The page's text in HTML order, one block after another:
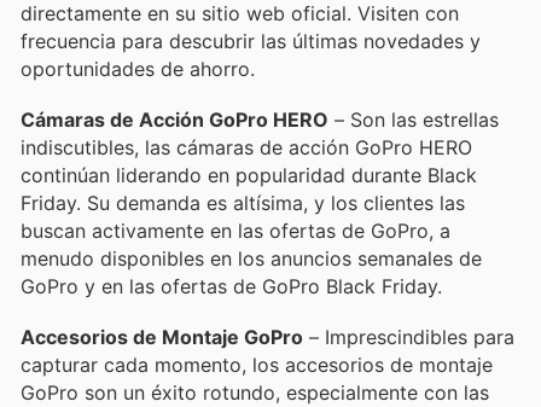
directamente en su sitio web oficial. Visiten con
frecuencia para descubrir las últimas novedades y
oportunidades de ahorro.
Cámaras de Acción GoPro HERO – Son las estrellas
indiscutibles, las cámaras de acción GoPro HERO
continúan liderando en popularidad durante Black
Friday. Su demanda es altísima, y los clientes las
buscan activamente en las ofertas de GoPro, a
menudo disponibles en los anuncios semanales de
GoPro y en las ofertas de GoPro Black Friday.
Accesorios de Montaje GoPro – Imprescindibles para
capturar cada momento, los accesorios de montaje
GoPro son un éxito rotundo, especialmente con las